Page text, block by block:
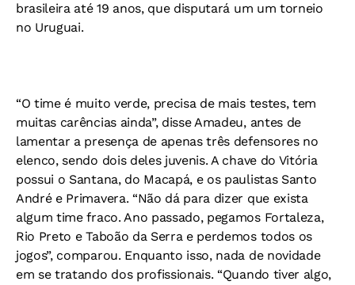
brasileira até 19 anos, que disputará um um torneio
no Uruguai.
“O time é muito verde, precisa de mais testes, tem
muitas carências ainda”, disse Amadeu, antes de
lamentar a presença de apenas três defensores no
elenco, sendo dois deles juvenis. A chave do Vitória
possui o Santana, do Macapá, e os paulistas Santo
André e Primavera. “Não dá para dizer que exista
algum time fraco. Ano passado, pegamos Fortaleza,
Rio Preto e Taboão da Serra e perdemos todos os
jogos”, comparou. Enquanto isso, nada de novidade
em se tratando dos profissionais. “Quando tiver algo,